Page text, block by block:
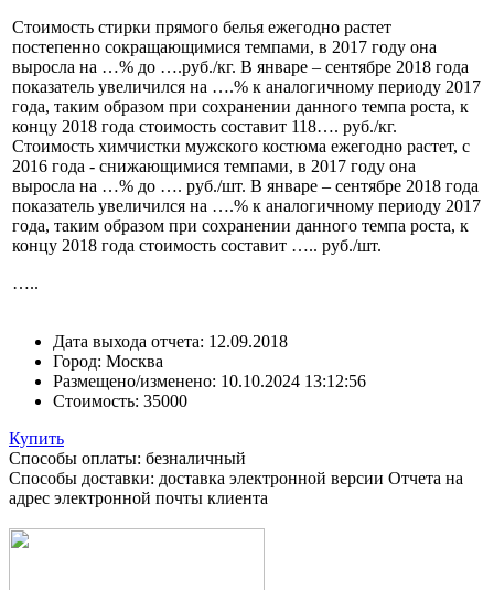
Стоимость стирки прямого белья ежегодно растет
постепенно сокращающимися темпами, в 2017 году она
выросла на …% до ….руб./кг. В январе – сентябре 2018 года
показатель увеличился на ….% к аналогичному периоду 2017
года, таким образом при сохранении данного темпа роста, к
концу 2018 года стоимость составит 118…. руб./кг.
Стоимость химчистки мужского костюма ежегодно растет, с
2016 года - снижающимися темпами, в 2017 году она
выросла на …% до …. руб./шт. В январе – сентябре 2018 года
показатель увеличился на ….% к аналогичному периоду 2017
года, таким образом при сохранении данного темпа роста, к
концу 2018 года стоимость составит ….. руб./шт.
…..
Дата выхода отчета: 12.09.2018
Город: Москва
Размещено/изменено: 10.10.2024 13:12:56
Стоимость: 35000
Купить
Способы оплаты: безналичный
Способы доставки: доставка электронной версии Отчета на
адрес электронной почты клиента